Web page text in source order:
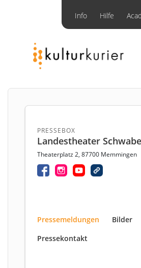
Info Hilfe
PRESSEBOX
Landestheater
Theaterplatz 2, 87700 Memmingen
Pressemeldungen Bilder
Pressekontakt